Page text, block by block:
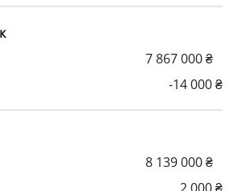
7 867 000 ₴
-14 000 ₴
8 139 000 ₴